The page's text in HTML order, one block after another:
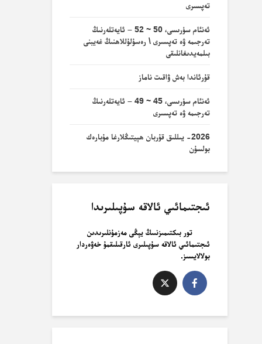
تەپسىرى
ئەنئام سۈرىسى، 50 ~ 52 – ئايەتلەرنىڭ
تەرجىمە ۋە تەپسىرى \ رەسۇلۇللاھنىڭ غەيبنى
بىلمەيدىغانلىقى
قۇرئاندا بەش ۋاقىت ناماز
ئەنئام سۈرىسى، 45 ~ 49 – ئايەتلەرنىڭ
تەرجىمە ۋە تەپسىرى
2026- يىللىق قۇربان ھېيتىڭلارغا مۇبارەك
بولسۇن
ئىجتىمائىي ئالاقە سۇپىلىرىدا
تور بىكتىمىزنىىڭ يېڭى مەزمۇنلىرىدىن
ئىجتىمائىي ئالاقە سۇپىلىرى ئارقىلىقمۇ خەۋەردار
بولالايسىز.